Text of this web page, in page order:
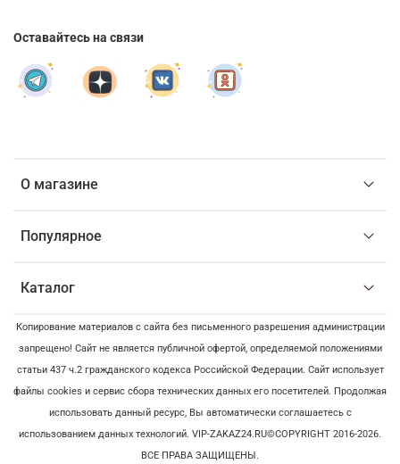
О магазине
Популярное
Каталог
Оставайтесь на связи
Копирование материалов с сайта без письменного разрешения администрации
запрещено! Сайт не является публичной офертой, определяемой положениями
статьи 437 ч.2 гражданского кодекса Российской Федерации. Сайт использует
файлы cookies и сервис сбора технических данных его посетителей. Продолжая
использовать данный ресурс, Вы автоматически соглашаетесь с
использованием данных технологий. VIP-ZAKAZ24.RU©COPYRIGHT 2016-2026.
ВСЕ ПРАВА ЗАЩИЩЕНЫ.